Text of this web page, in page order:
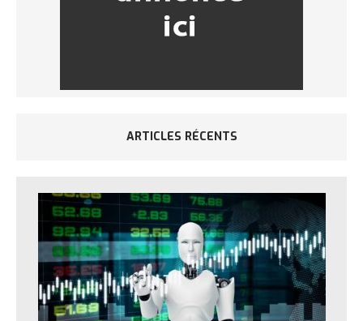
ARTICLES RÉCENTS